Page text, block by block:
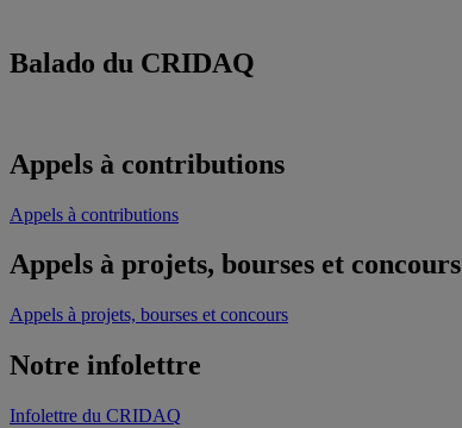
Balado du CRIDAQ
Appels à contributions
Appels à contributions
Appels à projets, bourses et concours
Appels à projets, bourses et concours
Notre infolettre
Infolettre du CRIDAQ